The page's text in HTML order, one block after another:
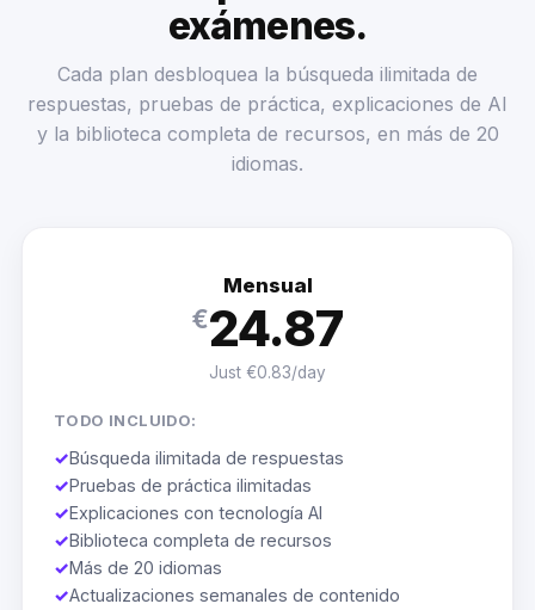
exámenes.
Cada plan desbloquea la búsqueda ilimitada de
respuestas, pruebas de práctica, explicaciones de AI
y la biblioteca completa de recursos, en más de 20
idiomas.
Mensual
€24.87
Just €0.83/day
TODO INCLUIDO:
✓Búsqueda ilimitada de respuestas
✓Pruebas de práctica ilimitadas
✓Explicaciones con tecnología AI
✓Biblioteca completa de recursos
✓Más de 20 idiomas
✓Actualizaciones semanales de contenido